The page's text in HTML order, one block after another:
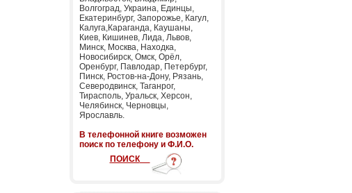
Волгоград, Украина, Единцы,
Екатеринбург, Запорожье, Кагул,
Калуга,Караганда, Каушаны,
Киев, Кишинев, Лида, Львов,
Минск, Москва, Находка,
Новосибирск, Омск, Орёл,
Оренбург, Павлодар, Петербург,
Пинск, Ростов-на-Дону, Рязань,
Северодвинск, Таганрог,
Тирасполь, Уральск, Херсон,
Челябинск, Черновцы,
Ярославль.
В телефонной книге возможен
поиск по телефону и Ф.И.О.
ПОИСК